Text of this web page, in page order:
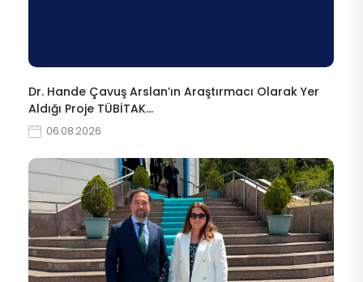
Dr. Hande Çavuş Arslan’ın Araştırmacı Olarak Yer
Aldığı Proje TÜBİTAK…
06.08.2026